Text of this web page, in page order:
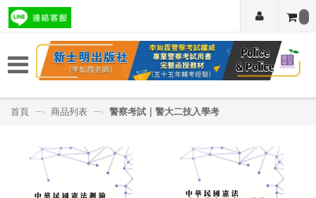
首頁 —› 商品列表 —› 警察考試｜警大二技入學考